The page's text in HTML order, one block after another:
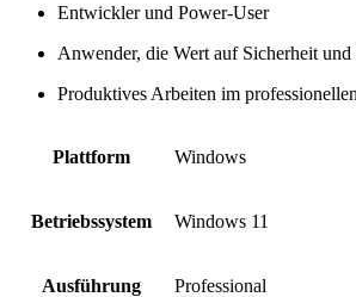
Entwickler und Power-User
Anwender, die Wert auf Sicherheit
Produktives Arbeiten im
Plattform Windows
Betriebssystem Windows 11
Ausführung Professional